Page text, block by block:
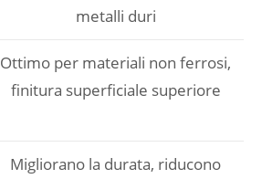
metalli duri
Ottimo per materiali non ferrosi,
finitura superficiale superiore
Migliorano la durata, riducono